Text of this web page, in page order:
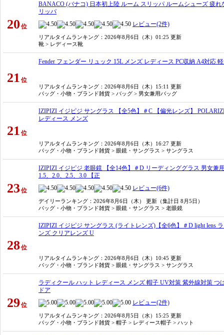
20 位
BANACO (バナコ) 日本初上陸 ルーム スリッパ ルームシューズ 疲
リッパ
レビュー(2件)
リアルタイムランキング ：2026年8月6日（木）01:25 更新
靴 > レディース靴
21 位
Fender フェンダー リュック 15L メンズ レディース PC収納 A4対応
リアルタイムランキング ：2026年8月6日（木）15:11 更新
バッグ・小物・ブランド雑貨 > バッグ > 男女兼用バッグ
21 位
IZIPIZI イジピジ サングラス 【全5色】＃C 【偏光レンズ】
レディース メンズ
リアルタイムランキング ：2026年8月6日（木）16:27 更新
バッグ・小物・ブランド雑貨 > 眼鏡・サングラス > サングラス
23 位
IZIPIZI イジピジ 老眼鏡 【全14色】＃D リーディンググラス 男女兼
1.5、2.0、2.5、3.0 【正
レビュー(6件)
デイリーランキング ：2026年8月6日（木） 更新（集計日 8月5日）
バッグ・小物・ブランド雑貨 > 眼鏡・サングラス > 老眼鏡
28位
IZIPIZI イジピジ サングラス (ライトレンズ)【全6色】＃D light lens
ンズ クリアレンズ U
リアルタイムランキング ：2026年8月6日（木）10:45 更新
バッグ・小物・ブランド雑貨 > 眼鏡・サングラス > サングラス
29 位
ラディクール ハット レディース メンズ 帽子 UV対策 紫外線対策 つ
ドア
レビュー(2件)
リアルタイムランキング ：2026年8月5日（水）15:25 更新
バッグ・小物・ブランド雑貨 > 帽子 > レディース帽子 > ハット